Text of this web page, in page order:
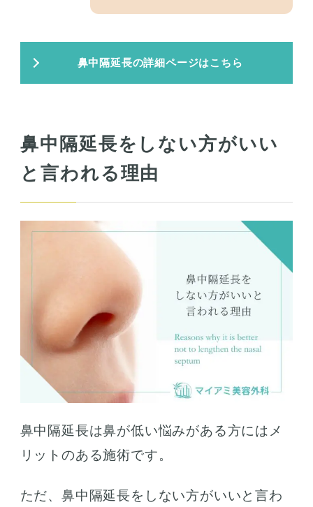
鼻中隔延長の詳細ページはこちら
鼻中隔延長をしない方がいい
と言われる理由
鼻中隔延長は鼻が低い悩みがある方にはメ
リットのある施術です。
ただ、鼻中隔延長をしない方がいいと言わ